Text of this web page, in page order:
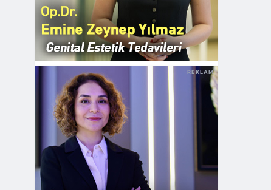
REKLAM